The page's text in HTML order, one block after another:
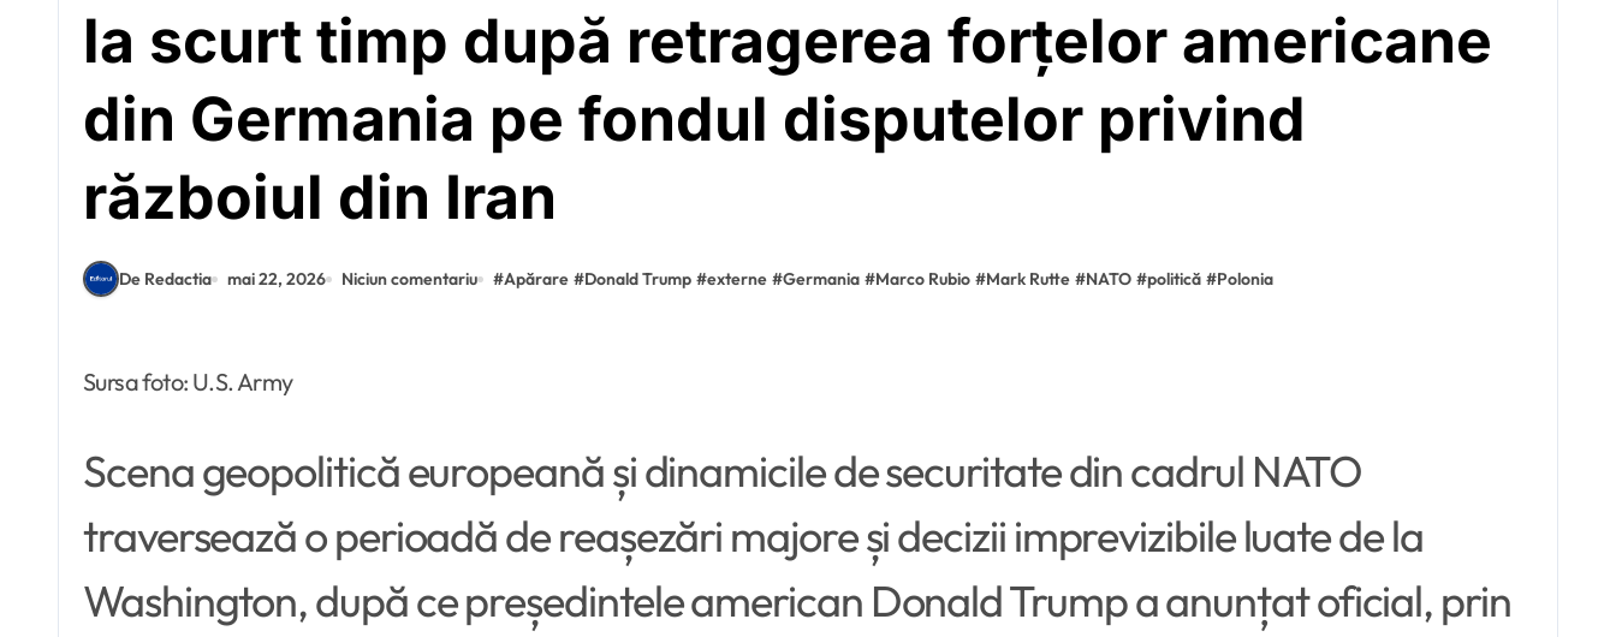
la scurt timp după retragerea forțelor americane
din Germania pe fondul disputelor privind
războiul din Iran
De Redactia mai 22, 2026 Niciun comentariu #Apărare #Donald Trump #externe #Germania #Marco Rubio #Mark Rutte #NATO #politică #Polonia
Sursa foto: U.S. Army
Scena geopolitică europeană și dinamicile de securitate din cadrul NATO
traversează o perioadă de reașezări majore și decizii imprevizibile luate de la
Washington, după ce președintele american Donald Trump a anunțat oficial, prin